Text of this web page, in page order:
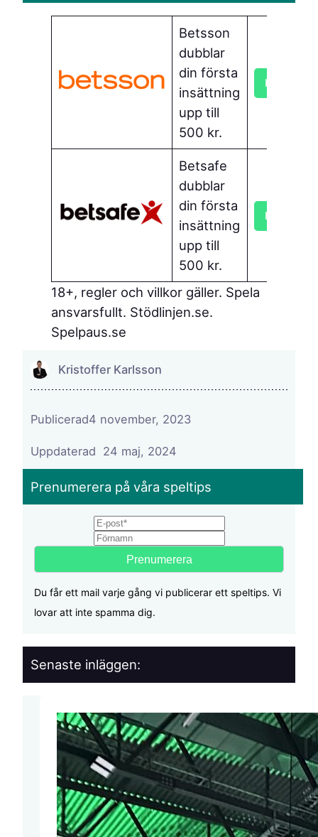
Betsson
dubblar
din första
insättning
upp till
500 kr.
Hämta
Betsafe
dubblar
din första
insättning
upp till
500 kr.
Hämta
18+, regler och villkor gäller. Spela
ansvarsfullt. Stödlinjen.se.
Spelpaus.se
Kristoffer Karlsson
Publicerad4 november, 2023
24 maj, 2024
Prenumerera på våra speltips
Du får ett mail varje gång vi publicerar ett speltips. Vi
lovar att inte spamma dig.
Senaste inläggen: